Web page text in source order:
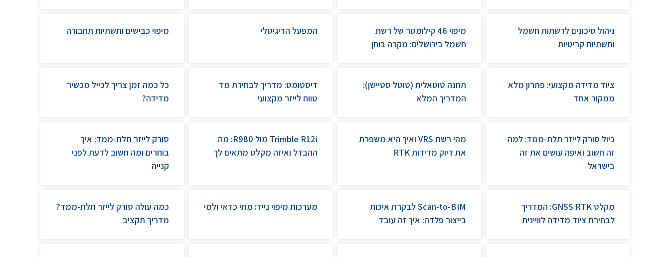
ניהול סיכונים לרשתות חשמל
ותשתיות קריטיות
מיפוי 46 קילומטר של רשת
חשמל בירושלים: מקרה בוחן
המפעל הדיגיטלי מיפוי כבישים ותשתיות תחבורה
ציוד מדידה מקצועי: פתרון מלא
ממקור אחד
תחנה טוטאלית (טוטל סטיישן):
המדריך המלא
דיסטומט: מדריך לבחירת מד
טווח לייזר מקצועי
כל כמה זמן צריך לכייל מכשיר
מדידה?
כיול סורק לייזר תלת-ממד: למה
זה חשוב ואיפה עושים את זה
בישראל
מהי רשת VRS ואיך היא משפרת
את דיוק מדידות RTK
Trimble R12i מול R980: מה
ההבדל ואיזה מקלט מתאים לך
סורק לייזר תלת-ממד: איך
בוחרים ומה חשוב לדעת לפני
קנייה
מקלט GNSS RTK: המדריך
לבחירת ציוד מדידה לוויינית
Scan-to-BIM לבקרת איכות
בייצור פלדה: איך זה עובד
מערכות מיפוי נייד: מתי כדאי ולמי
כמה עולה סורק לייזר תלת-ממד?
מדריך תקציב